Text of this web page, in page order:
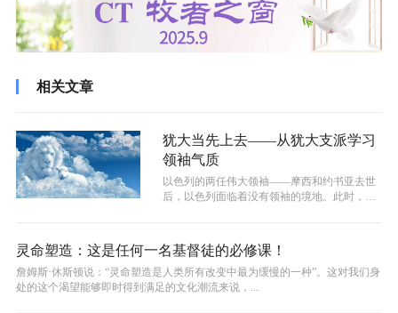
相关文章
犹大当先上去——从犹大支派学习
领袖气质
以色列的两任伟大领袖——摩西和约书亚去世
后，以色列面临着没有领袖的境地。此时，以
灵命塑造：这是任何一名基督徒的必修课！
詹姆斯·休斯顿说：“灵命塑造是人类所有改变中最为缓慢的一种”。这对我们身
处的这个渴望能够即时得到满足的文化潮流来说，...